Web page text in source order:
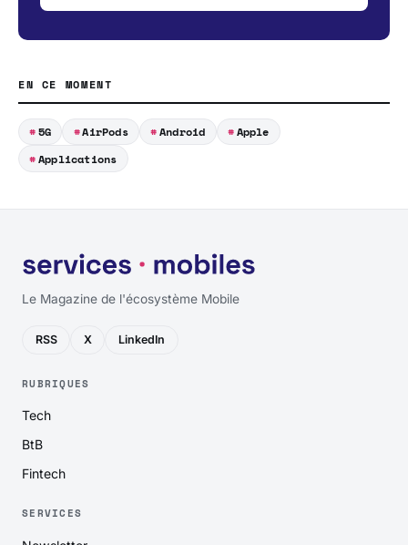
EN CE MOMENT
5G AirPods Android
Apple
Applications
Le Magazine de l'écosystème Mobile
RSS X LinkedIn
RUBRIQUES
Tech
BtB
Fintech
SERVICES